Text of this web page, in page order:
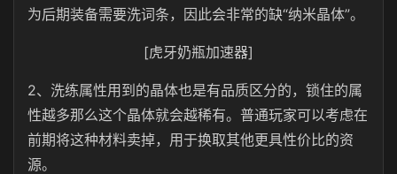
为后期装备需要洗词条，因此会非常的缺“纳米晶体”。
[虎牙奶瓶加速器]
2、洗练属性用到的晶体也是有品质区分的，锁住的属
性越多那么这个晶体就会越稀有。普通玩家可以考虑在
前期将这种材料卖掉，用于换取其他更具性价比的资
源。